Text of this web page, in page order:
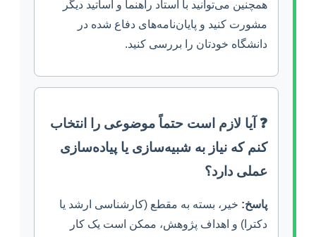
همچنین می‌توانید با استاد راهنما و اساتید دیگر
مشورت کنید و پایان‌نامه‌های دفاع شده در
دانشگاه خودتان را بررسی کنید.
❓ آیا لازم است حتماً موضوعی را انتخاب
کنم که نیاز به شبیه‌سازی یا پیاده‌سازی
عملی دارد؟
پاسخ: خیر، بسته به مقطع (کارشناسی ارشد یا
دکترا) و اهداف پژوهش، ممکن است یک کار